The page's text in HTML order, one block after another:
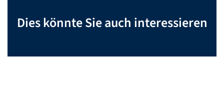
Dies könnte Sie auch interessieren